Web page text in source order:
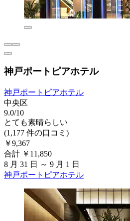
神戸ポートピアホテル
神戸ポートピアホテル
中央区
9.0/10
とても素晴らしい
(1,177 件の口コミ)
￥9,367
合計 ￥11,850
8 月 31 日 ～ 9 月 1 日
神戸ポートピアホテル